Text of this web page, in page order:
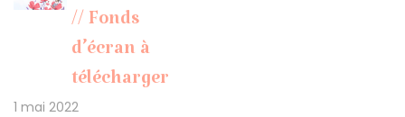
// Fonds
d’écran à
télécharger
1 mai 2022